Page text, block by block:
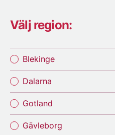
Välj region:
Blekinge
Dalarna
Gotland
Gävleborg